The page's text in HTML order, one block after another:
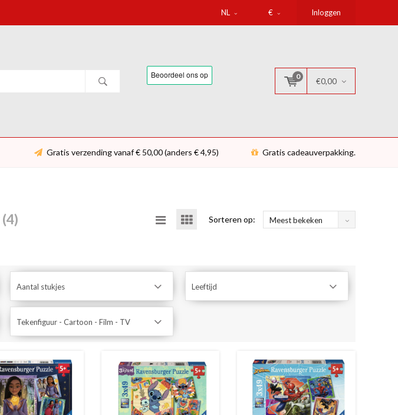
NL € Inloggen
0
€0,00
Gratis verzending vanaf € 50,00 (anders € 4,95) Gratis cadeauverpakking.
(4) Sorteren op: Meest bekeken
Aantal stukjes Leeftijd
Tekenfiguur - Cartoon - Film - TV